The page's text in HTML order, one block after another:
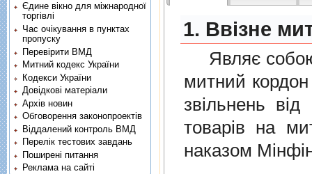
1. Ввізне
Являє собою
митний
звiльнень вiд
товарiв на
наказом
Єдине вікно для міжнародної
торгівлі
Час очікування в пунктах
пропуску
Перевірити ВМД
Митний кодекс України
Кодекси України
Довідкові матеріали
Архів новин
Обговорення законопроектів
Віддалений контроль ВМД
Перелік тестових завдань
Поширені питання
Реклама на сайті